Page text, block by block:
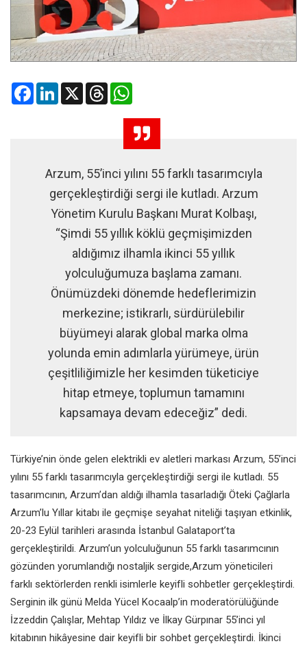
FacebookLinkedIn
X Threads
Arzum, 55’inci yılını 55 farklı tasarımcıyla
gerçekleştirdiği sergi ile kutladı. Arzum
Yönetim Kurulu Başkanı Murat Kolbaşı,
“Şimdi 55 yıllık köklü geçmişimizden
aldığımız ilhamla ikinci 55 yıllık
yolculuğumuza başlama zamanı.
Önümüzdeki dönemde hedeflerimizin
merkezine; istikrarlı, sürdürülebilir
büyümeyi alarak global marka olma
yolunda emin adımlarla yürümeye, ürün
çeşitliliğimizle her kesimden tüketiciye
hitap etmeye, toplumun tamamını
kapsamaya devam edeceğiz” dedi.
Türkiye’nin önde gelen elektrikli ev aletleri markası Arzum, 55’inci
yılını 55 farklı tasarımcıyla gerçekleştirdiği sergi ile kutladı. 55
tasarımcının, Arzum’dan aldığı ilhamla tasarladığı Öteki Çağlarla
Arzum’lu Yıllar kitabı ile geçmişe seyahat niteliği taşıyan etkinlik,
20-23 Eylül tarihleri arasında İstanbul Galataport’ta
gerçekleştirildi. Arzum’un yolculuğunun 55 farklı tasarımcının
gözünden yorumlandığı nostaljik sergide,Arzum yöneticileri
farklı sektörlerden renkli isimlerle keyifli sohbetler gerçekleştirdi.
Serginin ilk günü Melda Yücel Kocaalp’in moderatörülüğünde
İzzeddin Çalışlar, Mehtap Yıldız ve İlkay Gürpınar 55’inci yıl
kitabının hikâyesine dair keyifli bir sohbet gerçekleştirdi. İkinci